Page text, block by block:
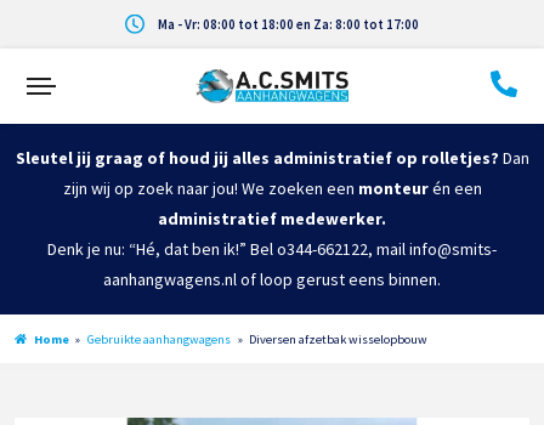
Ma - Vr: 08:00 tot 18:00 en Za: 8:00 tot 17:00
Sleutel jij graag of houd jij alles administratief op rolletjes? Dan
zijn wij op zoek naar jou! We zoeken een monteurén een
administratief medewerker.
Denk je nu: “Hé, dat ben ik!” Bel o344-662122, mail info@smits-
aanhangwagens.nl of loop gerust eens binnen.
Home » Gebruikte aanhangwagens » Diversen afzetbak wisselopbouw